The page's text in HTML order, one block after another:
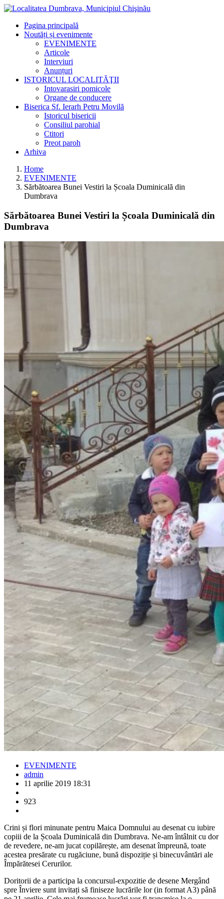
Pagina principală
Noutăți și evenimente
EVENIMENTE
Articole
Interviuri
Anunțuri
ISTORICUL LOCALITĂŢII
Intovarasiri pomicole
Organe de conducere
Biserica Sf. Ierarh Petru Movilă
Istoricul bisericii
Consiliul parohial
Ctitori
Preot paroh
Arhiva
Home
EVENIMENTE
Sărbătoarea Bunei Vestiri la Școala Duminicală din
Dumbrava
Sărbătoarea Bunei Vestiri la Școala Duminicală din
Dumbrava
EVENIMENTE
admin
11 aprilie 2019 18:31
923
Crini și flori minunate pentru Maica Domnului au desenat cu iubire
copiii de la Școala Duminicală din Dumbrava. Ne-am întâlnit cu dor
de revedere, ne-am jucat copilărește, am desenat împreună, toate
acestea presărate cu rugăciune, bună dispoziție și binecuvântări ale
Împărătesei Cerurilor.
Doritorii de a participa la concursul-expozitie de desene Mergând
spre Înviere sunt invitați să finiseze lucrările lor (in format A3) până